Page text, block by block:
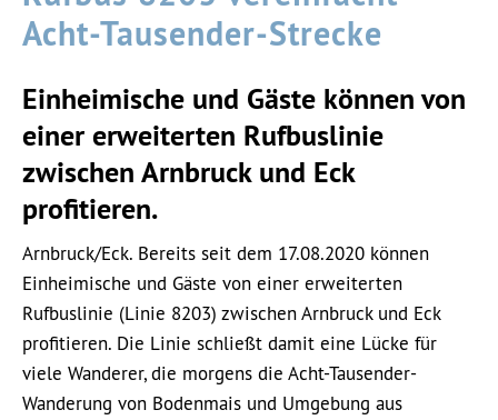
Acht-Tausender-Strecke
Einheimische und Gäste können von
einer erweiterten Rufbuslinie
zwischen Arnbruck und Eck
profitieren.
Arnbruck/Eck. Bereits seit dem 17.08.2020 können
Einheimische und Gäste von einer erweiterten
Rufbuslinie (Linie 8203) zwischen Arnbruck und Eck
profitieren. Die Linie schließt damit eine Lücke für
viele Wanderer, die morgens die Acht-Tausender-
Wanderung von Bodenmais und Umgebung aus